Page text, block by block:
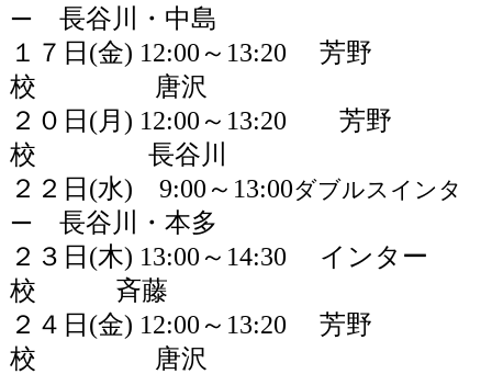
ー 長谷川
・中島
１７日 (金) 12:00 ～ 13:20
芳野
校
唐沢
２０日 (月 ) 12:00 ～ 13:20 芳野
校 長谷川
２２日 (水) 9:00 ～ 13:00ダブルスインタ
ー 長谷川・本多
２３日 (木) 13:00 ～ 14:30 インター
校 斉藤
２４日 (金) 12:00 ～ 13:20
芳野
校
唐沢